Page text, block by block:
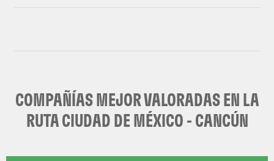
COMPAÑÍAS MEJOR VALORADAS EN LA
RUTA CIUDAD DE MÉXICO - CANCÚN